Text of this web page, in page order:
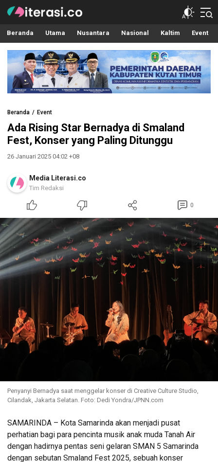
Literasi.co
Pilar Informasi
Beranda Utama Nusantara Nasional Kaltim Event
Beranda Event
Ada Rising Star Bernadya di Smaland
Fest, Konser yang Paling Ditunggu
26 Januari 2025 04:02 +08
Media Literasi.co
Tim Redaksi
0
Penyanyi Bernadya saat menggelar konser di Creative Culture Studio,
Cilandak, Jakarta Selatan. Foto: Dedi Yondra/JPNN.com
SAMARINDA – Kota Samarinda akan menjadi pusat
perhatian bagi para pencinta musik anak muda Tanah Air
dengan hadirnya pentas seni gelaran SMAN 5 Samarinda
dengan sebutan Smaland Fest 2025, sebuah konser